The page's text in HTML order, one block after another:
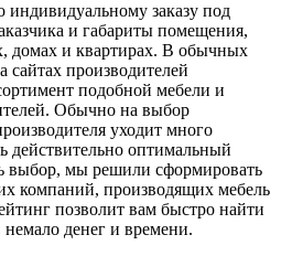
индивидуальному заказу под
и габариты помещения,
домах и квартирах. В обычных
сайтах производителей
подобной мебели и
Обычно на выбор
уходит много
действительно оптимальный
выбор, мы решили сформировать
компаний, производящих мебель
позволит вам быстро найти
денег и времени.